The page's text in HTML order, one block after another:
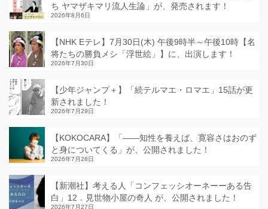
ち ヤマザキマリ流人生論」が、発売されます！
2026年8月6日
【NHK Eテレ】7月30日(木) 午後9時半～午後10時【名
将たちの勝負メシ「浮世絵」】に、出演します！
2026年7月30日
【少年ジャンプ＋】「続テルマエ・ロマエ」15話が更
新されました！
2026年7月29日
【KOKOCARA】「——知性を養えば、寛容さはおのず
と身についてくる」が、公開されました！
2026年7月28日
【新潮社】考える人「コンフェッシオーネーーある告
白」12．見世物小屋の奇人 が、公開されました！
2026年7月27日